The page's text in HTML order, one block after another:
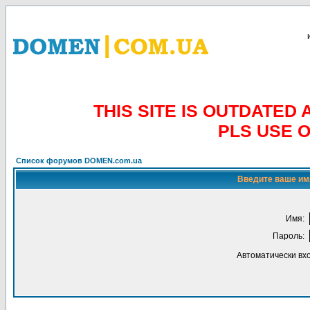
THIS SITE IS OUTDATED
PLS USE
Список форумов DOMEN.com.ua
Введите ваше
Имя:
Пароль:
Автоматически